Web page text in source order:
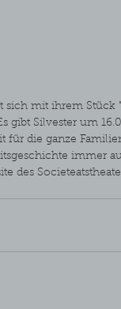
sich mit ihrem
gibt Silvester um
für die ganze
immer
des